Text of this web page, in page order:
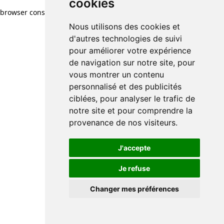
cookies
Nous utilisons des cookies et
d'autres technologies de suivi
pour améliorer votre expérience
de navigation sur notre site, pour
vous montrer un contenu
personnalisé et des publicités
ciblées, pour analyser le trafic de
notre site et pour comprendre la
provenance de nos visiteurs.
J'accepte
Je refuse
Changer mes préférences
browser console for more information)